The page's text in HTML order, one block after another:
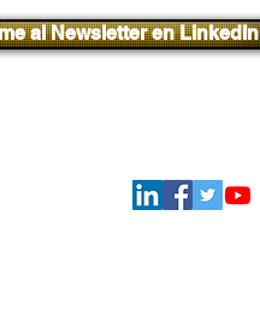
al Newsletter en LinkedIn